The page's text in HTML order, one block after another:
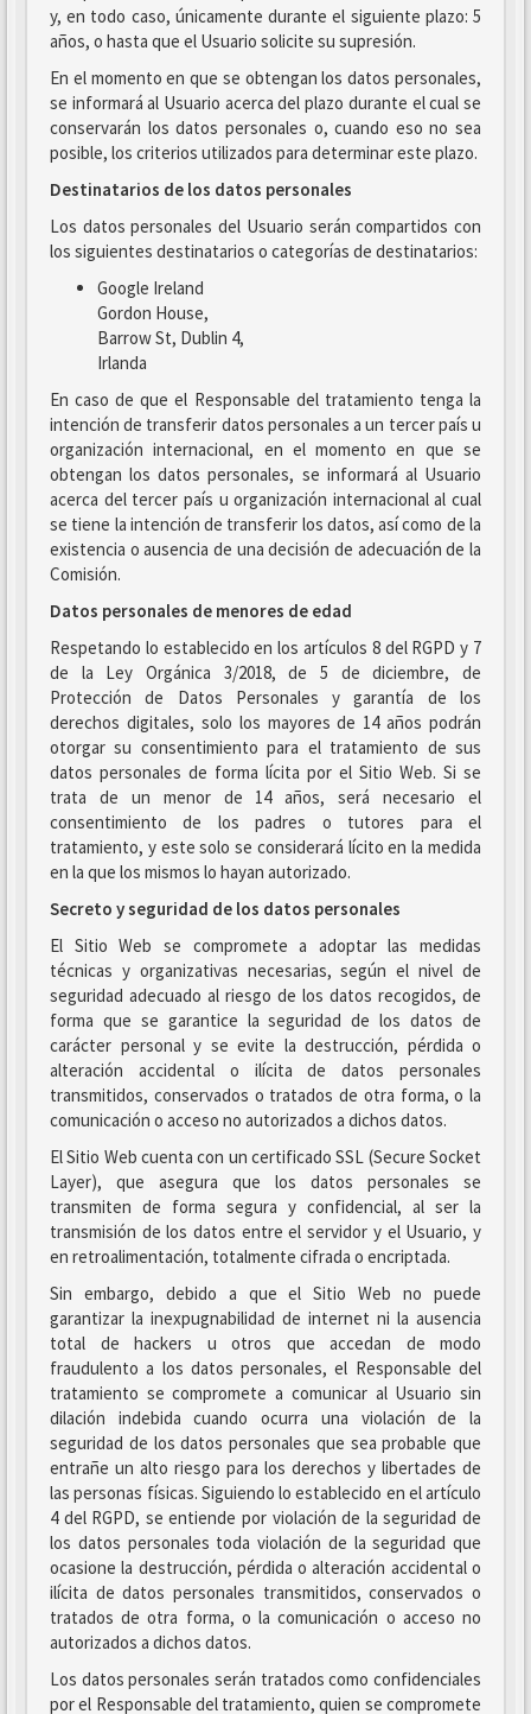
y, en todo caso, únicamente durante el siguiente plazo: 5
años, o hasta que el Usuario solicite su supresión.
En el momento en que se obtengan los datos personales,
se informará al Usuario acerca del plazo durante el cual se
conservarán los datos personales o, cuando eso no sea
posible, los criterios utilizados para determinar este plazo.
Destinatarios de los datos personales
Los datos personales del Usuario serán compartidos con
los siguientes destinatarios o categorías de destinatarios:
Google Ireland
Gordon House,
Barrow St, Dublin 4,
Irlanda
En caso de que el Responsable del tratamiento tenga la
intención de transferir datos personales a un tercer país u
organización internacional, en el momento en que se
obtengan los datos personales, se informará al Usuario
acerca del tercer país u organización internacional al cual
se tiene la intención de transferir los datos, así como de la
existencia o ausencia de una decisión de adecuación de la
Comisión.
Datos personales de menores de edad
Respetando lo establecido en los artículos 8 del RGPD y 7
de la Ley Orgánica 3/2018, de 5 de diciembre, de
Protección de Datos Personales y garantía de los
derechos digitales, solo los mayores de 14 años podrán
otorgar su consentimiento para el tratamiento de sus
datos personales de forma lícita por el Sitio Web. Si se
trata de un menor de 14 años, será necesario el
consentimiento de los padres o tutores para el
tratamiento, y este solo se considerará lícito en la medida
en la que los mismos lo hayan autorizado.
Secreto y seguridad de los datos personales
El Sitio Web se compromete a adoptar las medidas
técnicas y organizativas necesarias, según el nivel de
seguridad adecuado al riesgo de los datos recogidos, de
forma que se garantice la seguridad de los datos de
carácter personal y se evite la destrucción, pérdida o
alteración accidental o ilícita de datos personales
transmitidos, conservados o tratados de otra forma, o la
comunicación o acceso no autorizados a dichos datos.
El Sitio Web cuenta con un certificado SSL (Secure Socket
Layer), que asegura que los datos personales se
transmiten de forma segura y confidencial, al ser la
transmisión de los datos entre el servidor y el Usuario, y
en retroalimentación, totalmente cifrada o encriptada.
Sin embargo, debido a que el Sitio Web no puede
garantizar la inexpugnabilidad de internet ni la ausencia
total de hackers u otros que accedan de modo
fraudulento a los datos personales, el Responsable del
tratamiento se compromete a comunicar al Usuario sin
dilación indebida cuando ocurra una violación de la
seguridad de los datos personales que sea probable que
entrañe un alto riesgo para los derechos y libertades de
las personas físicas. Siguiendo lo establecido en el artículo
4 del RGPD, se entiende por violación de la seguridad de
los datos personales toda violación de la seguridad que
ocasione la destrucción, pérdida o alteración accidental o
ilícita de datos personales transmitidos, conservados o
tratados de otra forma, o la comunicación o acceso no
autorizados a dichos datos.
Los datos personales serán tratados como confidenciales
por el Responsable del tratamiento, quien se compromete